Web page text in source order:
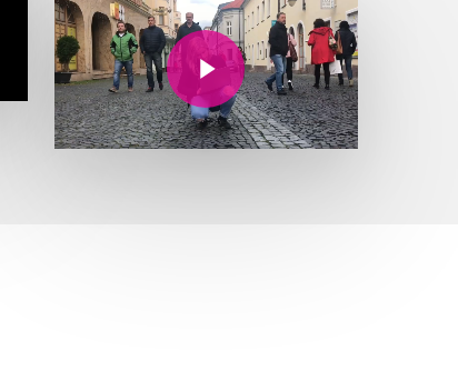
Play Video